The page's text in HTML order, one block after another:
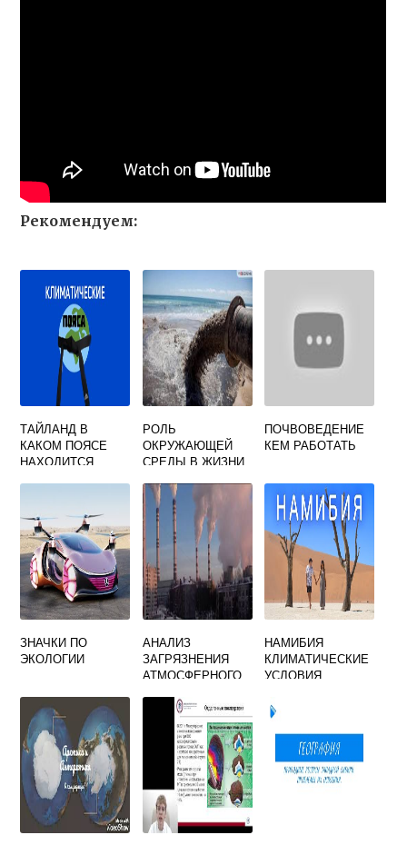
Рекомендуем:
ТАЙЛАНД В
КАКОМ ПОЯСЕ
НАХОДИТСЯ
РОЛЬ
ОКРУЖАЮЩЕЙ
СРЕДЫ В ЖИЗНИ
ПОЧВОВЕДЕНИЕ
КЕМ РАБОТАТЬ
ЗНАЧКИ ПО
ЭКОЛОГИИ
АНАЛИЗ
ЗАГРЯЗНЕНИЯ
АТМОСФЕРНОГО
НАМИБИЯ
КЛИМАТИЧЕСКИЕ
УСЛОВИЯ